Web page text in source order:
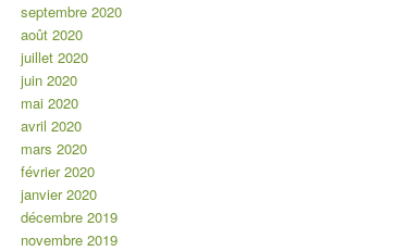
septembre 2020
août 2020
juillet 2020
juin 2020
mai 2020
avril 2020
mars 2020
février 2020
janvier 2020
décembre 2019
novembre 2019